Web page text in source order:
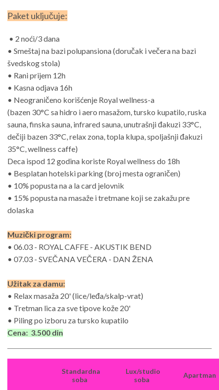
Paket uključuje:
• 2 noći/3 dana
• Smeštaj na bazi polupansiona (doručak i večera na bazi
švedskog stola)
• Rani prijem 12h
• Kasna odjava 16h
• Neograničeno korišćenje Royal wellness-a
(bazen 30°C sa hidro i aero masažom, tursko kupatilo, ruska
sauna, finska sauna, infrared sauna, unutrašnji đakuzi 33°C,
dečiji bazen 33°C, relax zona, topla klupa, spoljašnji đakuzi
35°C, wellness caffe)
Deca ispod 12 godina koriste Royal wellness do 18h
• Besplatan hotelski parking (broj mesta ograničen)
• 10% popusta na a la card jelovnik
• 15% popusta na masaže i tretmane koji se zakažu pre
dolaska
Muzički program:
• 06.03 - ROYAL CAFFE - AKUSTIK BEND
• 07.03 - SVEČANA VEČERA - DAN ŽENA
Užitak za damu:
• Relax masaža 20' (lice/leđa/skalp-vrat)
• Tretman lica za sve tipove kože 20'
• Piling po izboru za tursko kupatilo
Cena: 3.500 din
Standardna
soba
Lux/studio
soba
Apartman